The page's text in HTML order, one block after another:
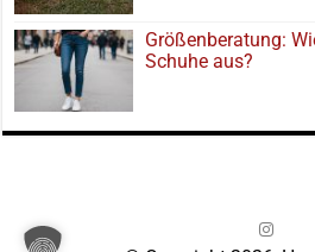
Größenberatung:
Schuhe aus?